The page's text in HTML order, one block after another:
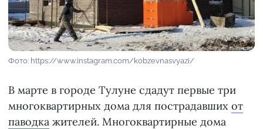
Фото: https://www.instagram.com/kobzevnasvyazi/
В марте в городе Тулуне сдадут первые три
многоквартирных дома для пострадавших от
паводка жителей. Многоквартирные дома